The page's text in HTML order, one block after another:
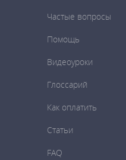
Частые вопросы
Помощь
Видеоуроки
Глоссарий
Как оплатить
Статьи
FAQ